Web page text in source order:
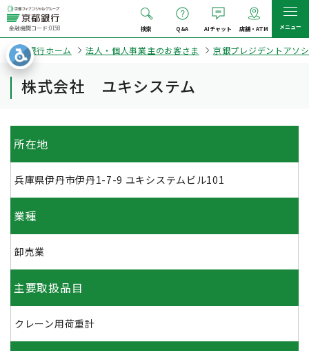
金融機関コード:0158 検索 Q&A AIチャット 店舗・ATM メニュー
京都銀行ホーム 法人・個人事業主のお客さま 京銀プレジデントアソ
株式会社 ユキシステム
所在地
兵庫県伊丹市伊丹1-7-9 ユキシステムビル101
業種
卸売業
主要取扱品目
クレーン用荷重計